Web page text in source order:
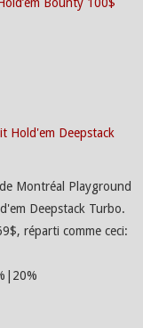
Hold'em Deepstack
Montréal Playground
Deepstack Turbo.
réparti comme ceci: